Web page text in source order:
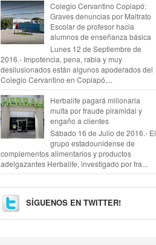
Colegio Cervantino Copiapó:
Graves denuncias por Maltrato
Escolar de profesor hacia
alumnos de enseñanza básica
Lunes 12 de Septiembre de
2016.- Impotencia, pena, rabia y muy
desilusionados están algunos apoderados del
Colegio Cervantino en Copiapó,...
Herbalife pagará millonaria
multa por fraude piramidal y
engaño a clientes
Sábado 16 de Julio de 2016.- El
grupo estadounidense de
complementos alimentarios y productos
adelgazantes Herbalife, investigado por fra...
SÍGUENOS EN TWITTER!